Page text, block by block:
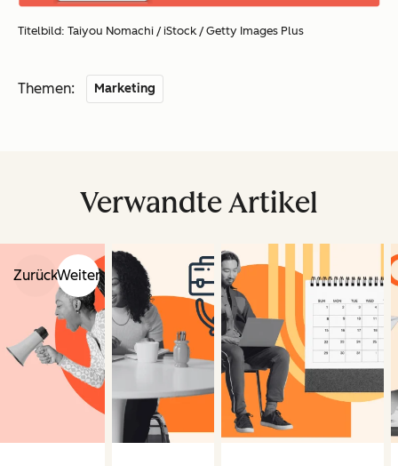
Titelbild: Taiyou Nomachi / iStock / Getty Images Plus
Themen: Marketing
Verwandte Artikel
ZurückWeiter